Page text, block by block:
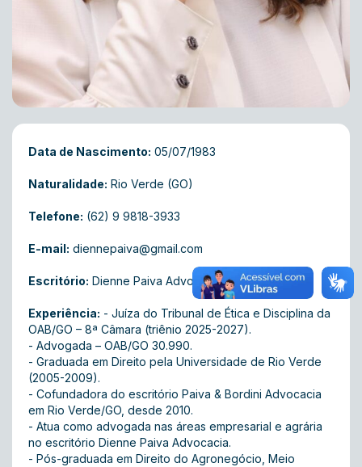
Data de Nascimento: 05/07/1983
Naturalidade: Rio Verde (GO)
Telefone: (62) 9 9818-3933
E-mail: diennepaiva@gmail.com
Escritório: Dienne Paiva Advocacia
Experiência: - Juíza do Tribunal de Ética e Disciplina da
OAB/GO – 8ª Câmara (triênio 2025-2027).
- Advogada – OAB/GO 30.990.
- Graduada em Direito pela Universidade de Rio Verde
(2005-2009).
- Cofundadora do escritório Paiva & Bordini Advocacia
em Rio Verde/GO, desde 2010.
- Atua como advogada nas áreas empresarial e agrária
no escritório Dienne Paiva Advocacia.
- Pós-graduada em Direito do Agronegócio, Meio